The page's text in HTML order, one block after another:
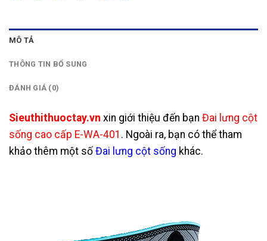
MÔ TẢ
THÔNG TIN BỔ SUNG
ĐÁNH GIÁ (0)
Sieuthithuoctay.vn xin giới thiệu đến bạn Đai lưng cột
sống cao cấp E-WA-401 . Ngoài ra, bạn có thể tham
khảo thêm một số Đai lưng cột sống khác.